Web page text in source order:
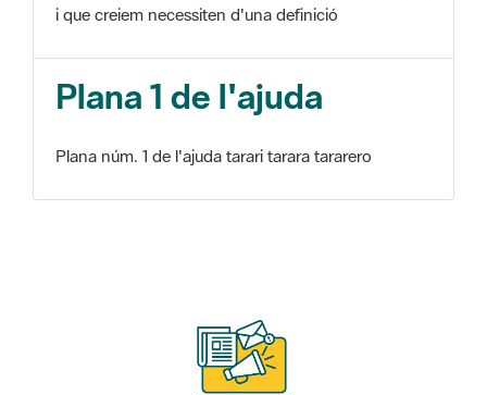
i que creiem necessiten d'una definició
Plana 1 de l'ajuda
Plana núm. 1 de l'ajuda tarari tarara tararero